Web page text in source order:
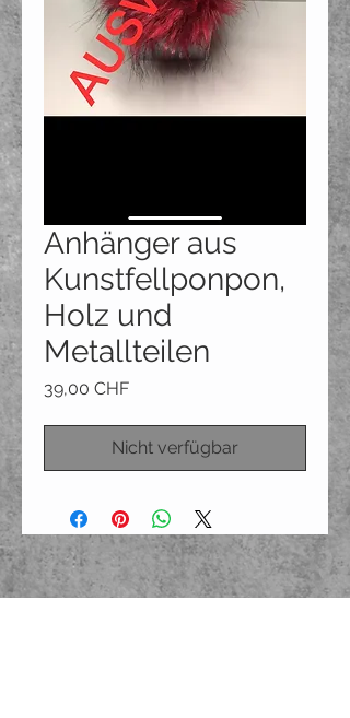
Anhänger aus
Kunstfellponpon,
Holz und
Metallteilen
39,00 CHFPreis
Nicht verfügbar